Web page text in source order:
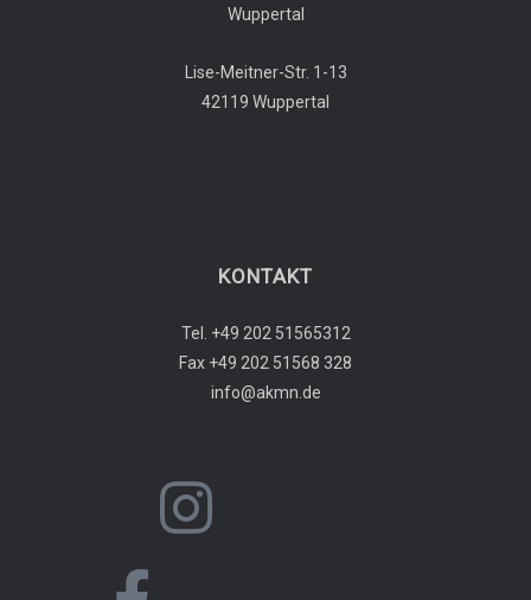
Wuppertal
Lise-Meitner-Str. 1-13
42119 Wuppertal
KONTAKT
Tel. +49 202 51565312
Fax +49 202 51568 328
info@akmn.de